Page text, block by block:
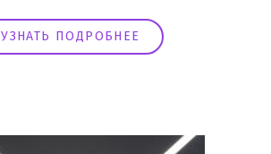
УЗНАТЬ ПОДРОБНЕЕ